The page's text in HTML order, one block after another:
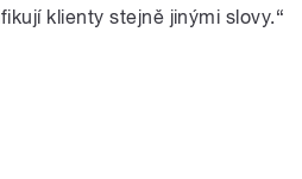
klienty stejně jinými slovy.“